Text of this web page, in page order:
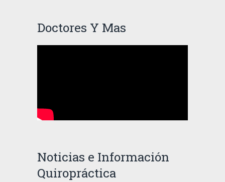
Doctores Y Mas
Noticias e Información
Quiropráctica